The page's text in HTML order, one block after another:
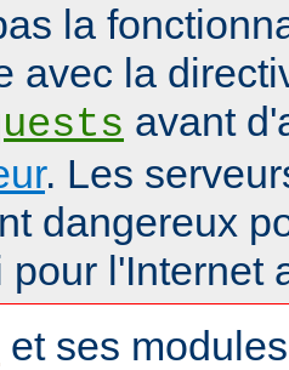
la
avec la
avant
. Les
dangereux
pour l'Internet
et ses